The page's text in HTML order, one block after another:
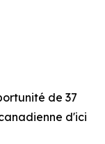
de 37
d'ici